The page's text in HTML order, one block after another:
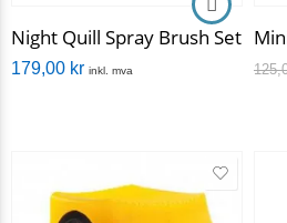
Night Quill Spray Brush Set
179,00 kr inkl. mva